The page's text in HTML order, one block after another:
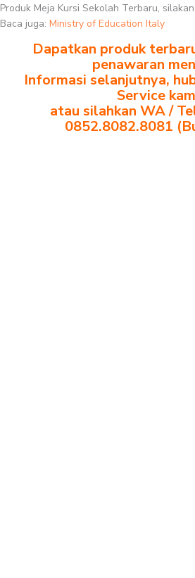
Produk Meja Kursi Sekolah Terbaru,
Baca juga: Ministry of Education Italy
Dapatkan produk
penawaran
Informasi selanjutnya,
Service
atau silahkan WA /
0852.8082.8081